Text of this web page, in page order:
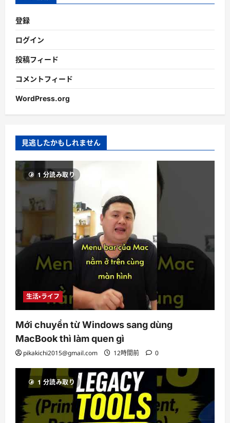
登録
ログイン
投稿フィード
コメントフィード
WordPress.org
見逃したかもしれません
1 分読み取り
生活・ライフ
Mới chuyển từ Windows sang dùng
MacBook thì làm quen gì
pikakichi2015@gmail.com 12時間前 0
1 分読み取り